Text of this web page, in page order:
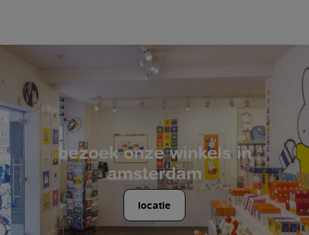
bezoek onze winkels in
amsterdam
locatie